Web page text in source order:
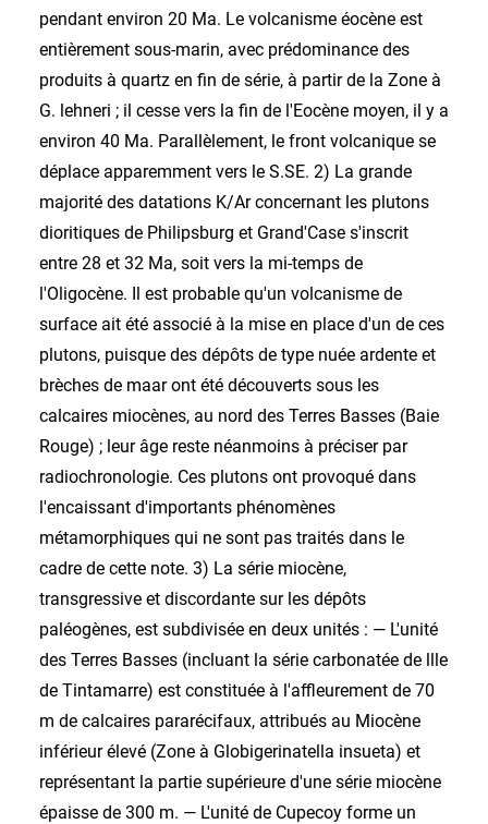
pendant environ 20 Ma. Le volcanisme éocène est
entièrement sous-marin, avec prédominance des
produits à quartz en fin de série, à partir de la Zone à
G. lehneri ; il cesse vers la fin de l'Eocène moyen, il y a
environ 40 Ma. Parallèlement, le front volcanique se
déplace apparemment vers le S.SE. 2) La grande
majorité des datations K/Ar concernant les plutons
dioritiques de Philipsburg et Grand'Case s'inscrit
entre 28 et 32 Ma, soit vers la mi-temps de
l'Oligocène. Il est probable qu'un volcanisme de
surface ait été associé à la mise en place d'un de ces
plutons, puisque des dépôts de type nuée ardente et
brèches de maar ont été découverts sous les
calcaires miocènes, au nord des Terres Basses (Baie
Rouge) ; leur âge reste néanmoins à préciser par
radiochronologie. Ces plutons ont provoqué dans
l'encaissant d'importants phénomènes
métamorphiques qui ne sont pas traités dans le
cadre de cette note. 3) La série miocène,
transgressive et discordante sur les dépôts
paléogènes, est subdivisée en deux unités : — L'unité
des Terres Basses (incluant la série carbonatée de llle
de Tintamarre) est constituée à l'affleurement de 70
m de calcaires pararécifaux, attribués au Miocène
inférieur élevé (Zone à Globigerinatella insueta) et
représentant la partie supérieure d'une série miocène
épaisse de 300 m. — L'unité de Cupecoy forme un